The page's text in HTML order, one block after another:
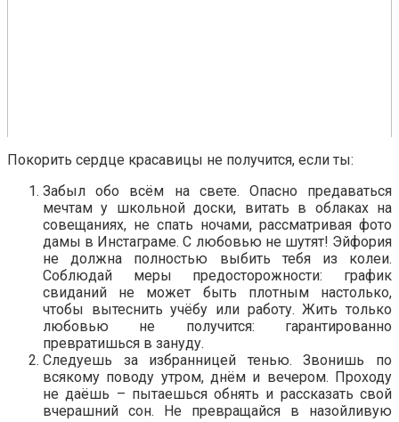
Покорить сердце красавицы не получится, если ты:
Забыл обо всём на свете. Опасно предаваться
мечтам у школьной доски, витать в облаках на
совещаниях, не спать ночами, рассматривая фото
дамы в Инстаграме. С любовью не шутят! Эйфория
не должна полностью выбить тебя из колеи.
Соблюдай меры предосторожности: график
свиданий не может быть плотным настолько,
чтобы вытеснить учёбу или работу. Жить только
любовью не получится: гарантированно
превратишься в зануду.
Следуешь за избранницей тенью. Звонишь по
всякому поводу утром, днём и вечером. Проходу
не даёшь – пытаешься обнять и рассказать свой
вчерашний сон. Не превращайся в назойливую